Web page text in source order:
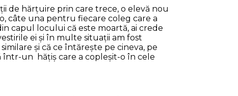
de hărţuire prin care trece, o elevă nou
câte una pentru fiecare coleg care a
capul locului că este moartă, ai crede
ei şi în multe situaţii am fost
şi că ce întăreşte pe cineva, pe
într-un hăţiş care a copleşit-o în cele